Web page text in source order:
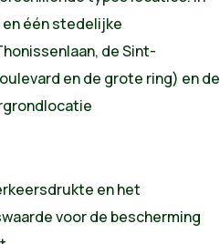
één stedelijke
de Sint-
en de grote ring) en de
en het
voor de bescherming